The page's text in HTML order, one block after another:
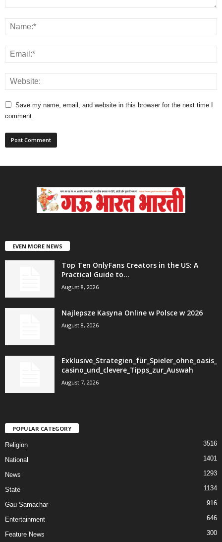
Save my name, email, and website in this browser for the next time I
comment.
EVEN MORE NEWS
Top Ten OnlyFans Creators in the US: A
Practical Guide to...
August 8, 2026
Najlepsze Kasyna Online w Polsce w 2026
August 8, 2026
Exklusive_Strategien_für_Spieler_ohne_oasis_
casino_und_clevere_Tipps_zur_Auswah
August 7, 2026
POPULAR CATEGORY
Religion 3516
National 1401
News 1293
State 1134
Gau Samachar 916
Entertainment 646
Feature News 300